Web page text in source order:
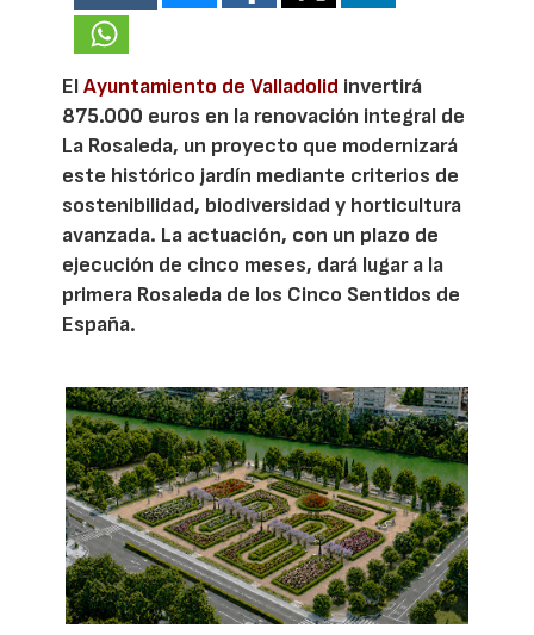
ElAyuntamiento de Valladolid invertirá
875.000 euros en la renovación integral de
La Rosaleda, un proyecto que modernizará
este histórico jardín mediante criterios de
sostenibilidad, biodiversidad y horticultura
avanzada. La actuación, con un plazo de
ejecución de cinco meses, dará lugar a la
primera Rosaleda de los Cinco Sentidos de
España.